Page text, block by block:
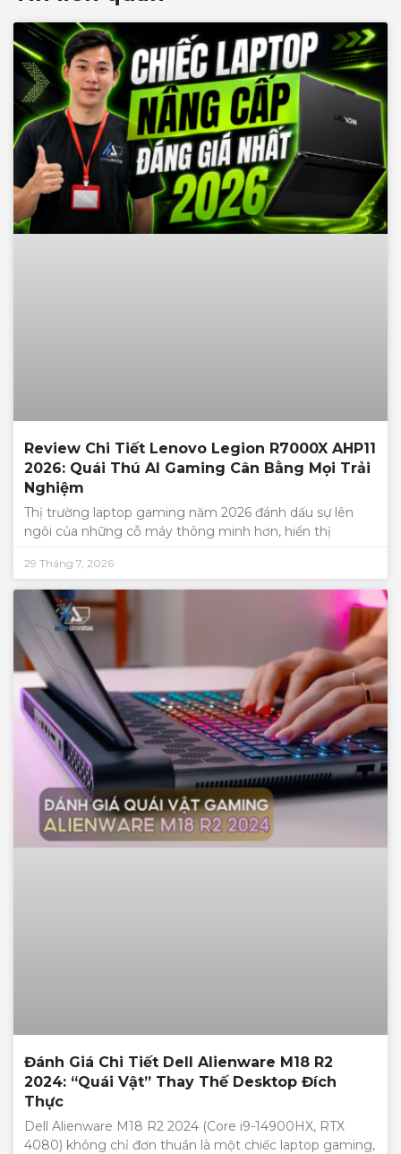
Review Chi Tiết Lenovo Legion R7000X AHP11
2026: Quái Thú AI Gaming Cân Bằng Mọi Trải
Nghiệm
Thị trường laptop gaming năm 2026 đánh dấu sự lên
ngôi của những cỗ máy thông minh hơn, hiển thị
29 Tháng 7, 2026
Đánh Giá Chi Tiết Dell Alienware M18 R2
2024: “Quái Vật” Thay Thế Desktop Đích
Thực
Dell Alienware M18 R2 2024 (Core i9-14900HX, RTX
4080) không chỉ đơn thuần là một chiếc laptop gaming,